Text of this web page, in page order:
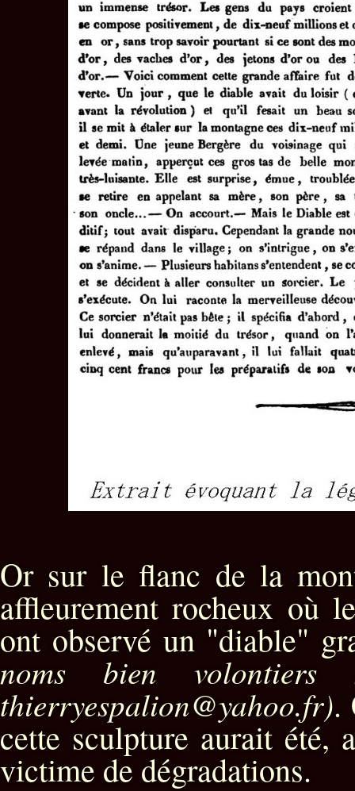
Or sur le flanc de la
affleurement rocheux où
ont observé un "diable"
noms bien
thierryespalion@yahoo.fr).
cette sculpture aurait été,
victime de dégradations.